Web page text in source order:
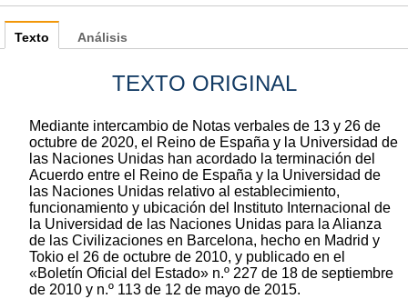
Texto
TEXTO ORIGINAL
Mediante intercambio de Notas verbales de 13 y 26 de
octubre de 2020, el Reino de España y la Universidad de
las Naciones Unidas han acordado la terminación del
Acuerdo entre el Reino de España y la Universidad de
las Naciones Unidas relativo al establecimiento,
funcionamiento y ubicación del Instituto Internacional de
la Universidad de las Naciones Unidas para la Alianza
de las Civilizaciones en Barcelona, hecho en Madrid y
Tokio el 26 de octubre de 2010, y publicado en el
«Boletín Oficial del Estado» n.º 227 de 18 de septiembre
de 2010 y n.º 113 de 12 de mayo de 2015.
Análisis